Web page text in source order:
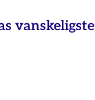
vanskeligste